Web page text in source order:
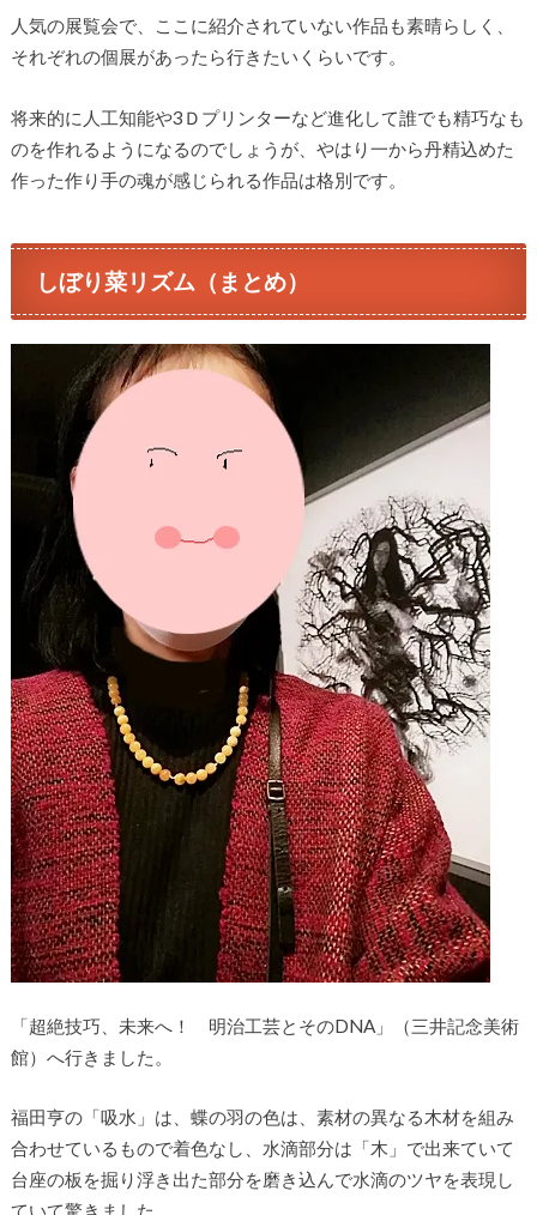
人気の展覧会で、ここに紹介されていない作品も素晴らしく、
それぞれの個展があったら行きたいくらいです。
将来的に人工知能や3Ｄプリンターなど進化して誰でも精巧なも
のを作れるようになるのでしょうが、やはり一から丹精込めた
作った作り手の魂が感じられる作品は格別です。
しぼり菜リズム（まとめ）
「超絶技巧、未来へ！ 明治工芸とそのDNA」（三井記念美術
館）へ行きました。
福田亨の「吸水」は、蝶の羽の色は、素材の異なる木材を組み
合わせているもので着色なし、水滴部分は「木」で出来ていて
台座の板を掘り浮き出た部分を磨き込んで水滴のツヤを表現し
ていて驚きました